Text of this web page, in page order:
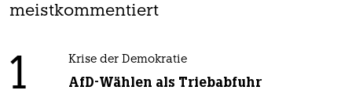
meistkommentiert
1 Krise der Demokratie
AfD-Wählen als Triebabfuhr